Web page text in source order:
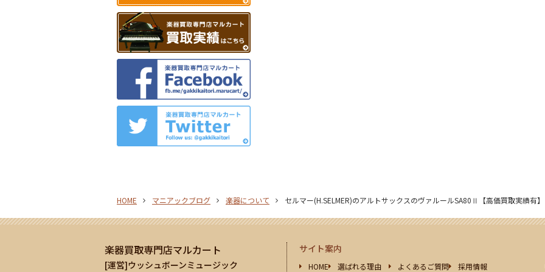
HOME マニアックブログ 楽器について セルマー(H.SELMER)のアルトサックスのヴァルールSA80Ⅱ【高価買取実績有】
楽器買取専門店マルカート
[運営]ウッシュボーンミュージック
サイト案内
HOME 選ばれる理由 よくあるご質問 採用情報